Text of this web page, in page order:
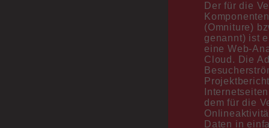
Der für die
(Omniture)
genannt) ist
eine Web-
Cloud. Die
dem für die
Daten in